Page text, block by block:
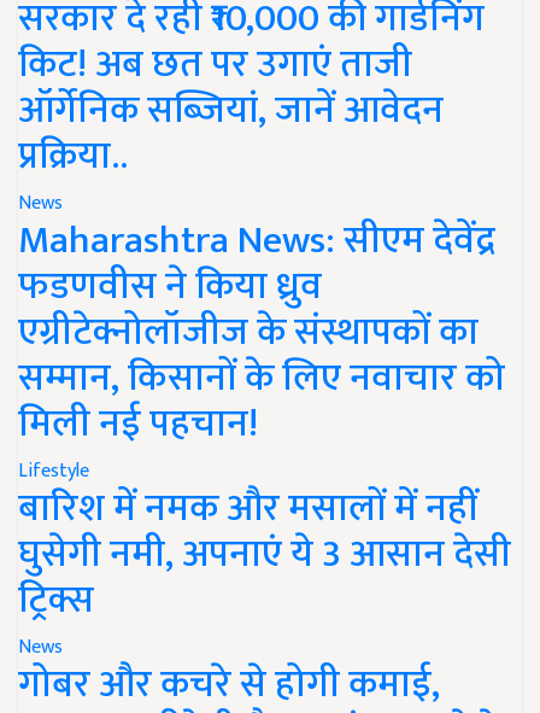
सरकार दे रही ₹10,000 की गार्डनिंग
किट! अब छत पर उगाएं ताजी
ऑर्गेनिक सब्जियां, जानें आवेदन
प्रक्रिया..
News
Maharashtra News: सीएम देवेंद्र
फडणवीस ने किया ध्रुव
एग्रीटेक्नोलॉजीज के संस्थापकों का
सम्मान, किसानों के लिए नवाचार को
मिली नई पहचान!
Lifestyle
बारिश में नमक और मसालों में नहीं
घुसेगी नमी, अपनाएं ये 3 आसान देसी
ट्रिक्स
News
गोबर और कचरे से होगी कमाई,